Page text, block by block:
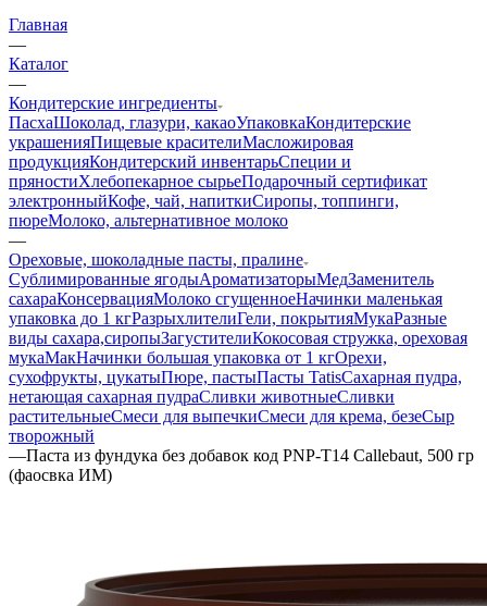
Главная
—
Каталог
—
Кондитерские ингредиенты
ПасхаШоколад, глазури, какаоУпаковкаКондитерские
украшенияПищевые красителиМасложировая
продукцияКондитерский инвентарьСпеции и
пряностиХлебопекарное сырьеПодарочный сертификат
электронныйКофе, чай, напиткиСиропы, топпинги,
пюреМолоко, альтернативное молоко
—
Ореховые, шоколадные пасты, пралине
Сублимированные ягодыАроматизаторыМедЗаменитель
сахараКонсервацияМолоко сгущенноеНачинки маленькая
упаковка до 1 кгРазрыхлителиГели, покрытияМукаРазные
виды сахара,сиропыЗагустителиКокосовая стружка, ореховая
мукаМакНачинки большая упаковка от 1 кгОрехи,
сухофрукты, цукатыПюре, пастыПасты TatisСахарная пудра,
нетающая сахарная пудраСливки животныеСливки
растительныеСмеси для выпечкиСмеси для крема, безеСыр
творожный
—Паста из фундука без добавок код PNP-T14 Callebaut, 500 гр
(фаосвка ИМ)